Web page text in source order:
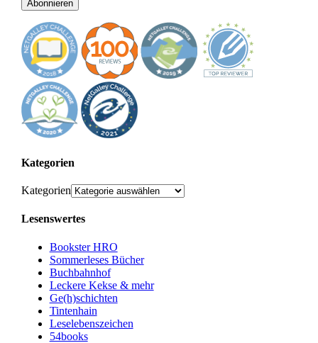
Abonnieren
Kategorien
Kategorien
Lesenswertes
Bookster HRO
Sommerleses Bücher
Buchbahnhof
Leckere Kekse & mehr
Ge(h)schichten
Tintenhain
Leselebenszeichen
54books